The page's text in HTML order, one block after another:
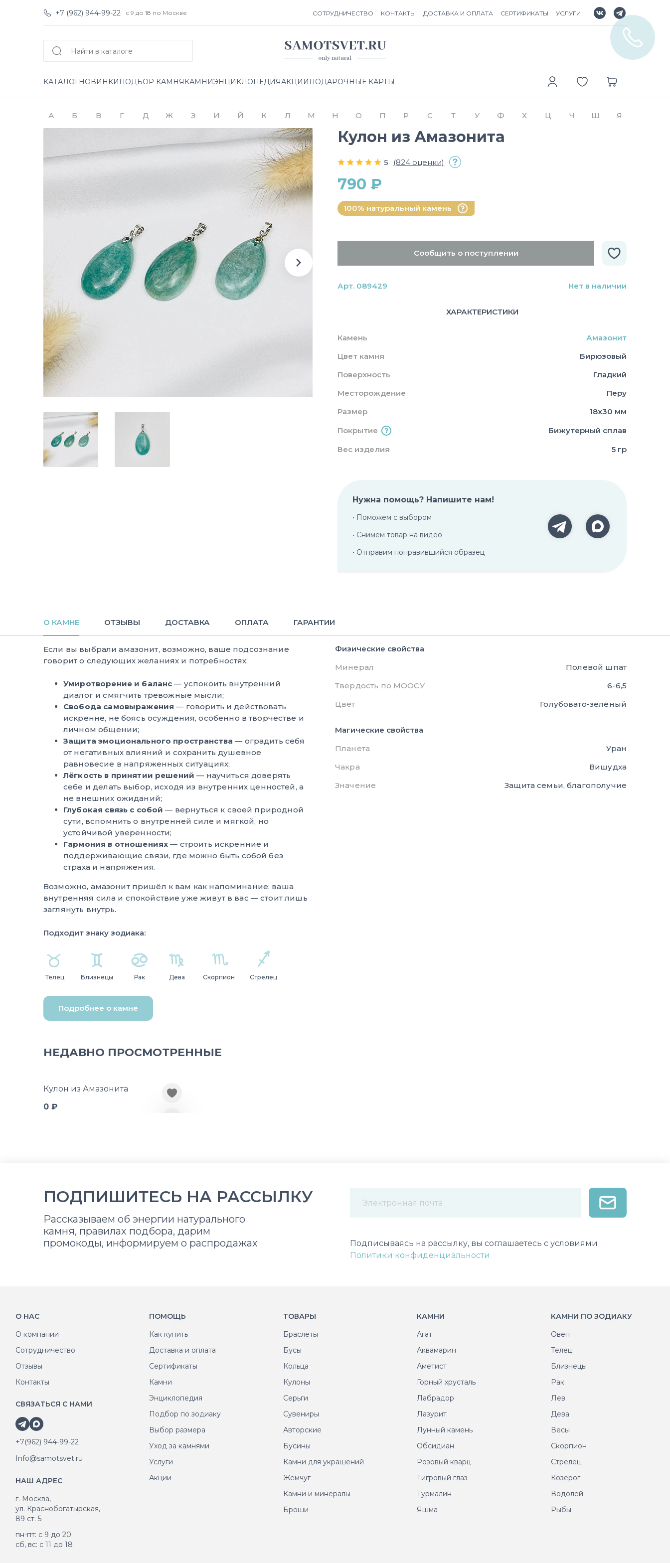
+7 (962) 944-99-22 с 9 до 18 по Москве СОТРУДНИЧЕСТВО КОНТАКТЫ ДОСТАВКА И ОПЛАТА СЕРТИФИКАТЫ УСЛУГИ
КАТАЛОГНОВИНКИ ПОДБОР КАМНЯ КАМНИЭНЦИКЛОПЕДИЯАКЦИИ ПОДАРОЧНЫЕ КАРТЫ
А Б В Г Д Ж З И Й К Л М Н О П Р С Т У Ф Х Ц Ч Ш Я
Кулон из Амазонита
5 (824 оценки)
790 ₽
100% натуральный камень
Сообщить о поступлении
Арт. 089429 Нет в наличии
ХАРАКТЕРИСТИКИ
Камень
Амазонит
Цвет камня
Бирюзовый
Поверхность
Гладкий
Месторождение
Перу
Размер
18х30 мм
Покрытие
Бижутерный сплав
Вес изделия
5 гр
Нужна помощь? Напишите нам!
• Поможем с выбором
• Снимем товар на видео
• Отправим понравившийся образец
О КАМНЕ ОТЗЫВЫ ДОСТАВКА ОПЛАТА ГАРАНТИИ
Если вы выбрали амазонит, возможно, ваше подсознание
говорит о следующих желаниях и потребностях:
Умиротворение и баланс — успокоить внутренний
диалог и смягчить тревожные мысли;
Свобода самовыражения — говорить и действовать
искренне, не боясь осуждения, особенно в творчестве и
личном общении;
Защита эмоционального пространства — оградить себя
от негативных влияний и сохранить душевное
равновесие в напряженных ситуациях;
Лёгкость в принятии решений — научиться доверять
себе и делать выбор, исходя из внутренних ценностей, а
не внешних ожиданий;
Глубокая связь с собой — вернуться к своей природной
сути, вспомнить о внутренней силе и мягкой, но
устойчивой уверенности;
Гармония в отношениях — строить искренние и
поддерживающие связи, где можно быть собой без
страха и напряжения.
Возможно, амазонит пришёл к вам как напоминание: ваша
внутренняя сила и спокойствие уже живут в вас — стоит лишь
заглянуть внутрь.
Подходит знаку зодиака:
Телец Близнецы Рак Дева Скорпион Стрелец
Подробнее о камне
Физические свойства
Минерал
Полевой шпат
Твердость по МООСУ
6-6,5
Цвет
Голубовато-зелёный
Магические свойства
Планета
Уран
Чакра
Вишудха
Значение
Защита семьи, благополучие
НЕДАВНО ПРОСМОТРЕННЫЕ
Кулон из Амазонита
0 ₽
ПОДПИШИТЕСЬ НА РАССЫЛКУ
Рассказываем об энергии натурального
камня, правилах подбора, дарим
промокоды, информируем о распродажах
Подписываясь на рассылку, вы соглашаетесь с условиями
Политики конфиденциальности
О НАС
О компании
Сотрудничество
Отзывы
Контакты
СВЯЗАТЬСЯ С НАМИ
+7(962) 944-99-22
Info@samotsvet.ru
НАШ АДРЕС
г. Москва,
ул. Краснобогатырская,
89 ст. 5
пн-пт: с 9 до 20
сб, вс: с 11 до 18
ПОМОЩЬ
Как купить
Доставка и оплата
Сертификаты
Камни
Энциклопедия
Подбор по зодиаку
Выбор размера
Уход за камнями
Услуги
Акции
ТОВАРЫ
Браслеты
Бусы
Кольца
Кулоны
Серьги
Сувениры
Авторские
Бусины
Камни для украшений
Жемчуг
Камни и минералы
Броши
КАМНИ
Агат
Аквамарин
Аметист
Горный хрусталь
Лабрадор
Лазурит
Лунный камень
Обсидиан
Розовый кварц
Тигровый глаз
Турмалин
Яшма
КАМНИ ПО ЗОДИАКУ
Овен
Телец
Близнецы
Рак
Лев
Дева
Весы
Скорпион
Стрелец
Козерог
Водолей
Рыбы